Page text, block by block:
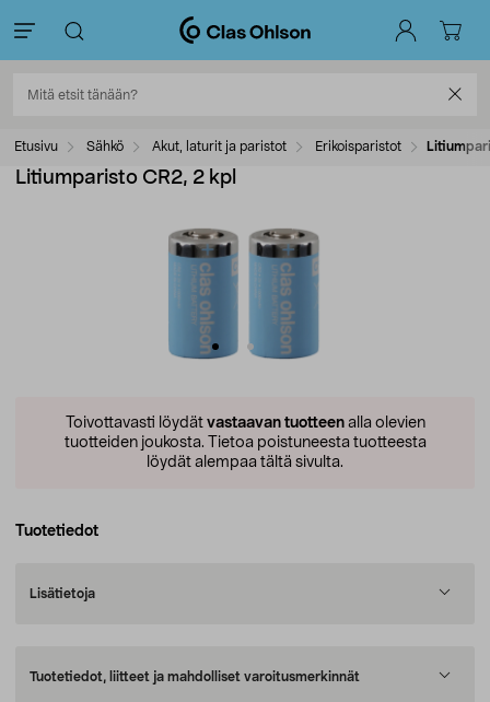
Etusivu Sähkö Akut, laturit ja paristot Erikoisparistot
Litiumparisto CR2, 2 kpl
Toivottavasti löydät vastaavan tuotteenalla olevien
tuotteiden joukosta. Tietoa poistuneesta tuotteesta
löydät alempaa tältä sivulta.
Tuotetiedot
Lisätietoja
Tuotetiedot, liitteet ja mahdolliset varoitusmerkinnät